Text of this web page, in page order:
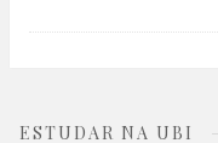
ESTUDAR NA UBI